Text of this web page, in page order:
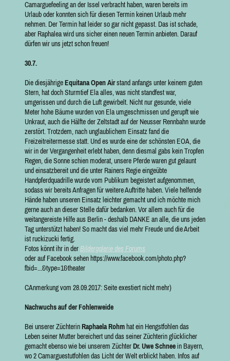
Camarguefeeling an der Issel verbracht haben, waren bereits im
Urlaub oder konnten sich für diesen Termin keinen Urlaub mehr
nehmen. Der Termin hat leider so gar nicht gepasst. Das ist schade,
aber Raphalea wird uns sicher einen neuen Termin anbieten. Darauf
dürfen wir uns jetzt schon freuen!
30.7.
Die diesjährigeEquitana Open Airstand anfangs unter keinem guten
Stern, hat doch Sturmtief Ela alles, was nicht standfest war,
umgerissen und durch die Luft gewirbelt. Nicht nur gesunde, viele
Meter hohe Bäume wurden von Ela umgeschmissen und gerupft wie
Unkraut, auch die Hälfte der Zeltstadt auf der Neusser Rennbahn wurde
zerstört. Trotzdem, nach unglaublichem Einsatz fand die
Freizeitreitermesse statt. Und es wurde eine der schönsten EOA, die
wir in der Vergangenheit erlebt haben, denn diesmal gabs kein Tropfen
Regen, die Sonne schien moderat, unsere Pferde waren gut gelaunt
und einsatzbereit und die unter Rainers Regie eingeübte
Handpferdquadrille wurde vom Publikum begeistert aufgenommen,
sodass wir bereits Anfragen für weitere Auftritte haben. Viele helfende
Hände haben unseren Einsatz leichter gemacht und ich möchte mich
gerne auch an dieser Stelle dafür bedanken. Vor allem auch für die
weitangereiste Hilfe aus Berlin - deshalb DANKE an alle, die uns jeden
Tag unterstützt haben! So macht das viel mehr Freude und die Arbeit
ist ruckizucki fertig.
Fotos könnt ihr in der Bildergalerie des Forums
oder auf Facebook sehen https://www.facebook.com/photo.php?
fbid=...&type=1&theater
CAnmerkung vom 28.09.2017: Seite exestiert nicht mehr)
Nachwuchs auf der Fohlenweide
Bei unserer ZüchterinRaphaela Rohm hat ein Hengstfohlen das
Leben seiner Mutter bereichert und das seiner Züchterin glücklicher
gemacht ebenso wie bei unserem ZüchterDr. Uwe Schneein Bayern,
wo 2 Camarguestutfohlen das Licht der Welt erblickt haben. Infos auf